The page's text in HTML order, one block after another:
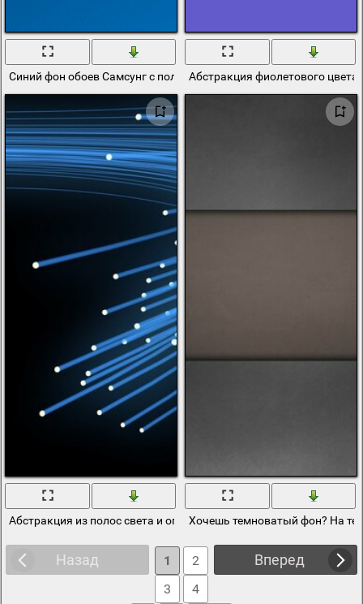
Синий фон обоев Самсунг с полосамиАбстракция фиолетового
Абстракция из полос света и огнейХочешь темноватый фон? На
Назад Вперед
1
2
3
4